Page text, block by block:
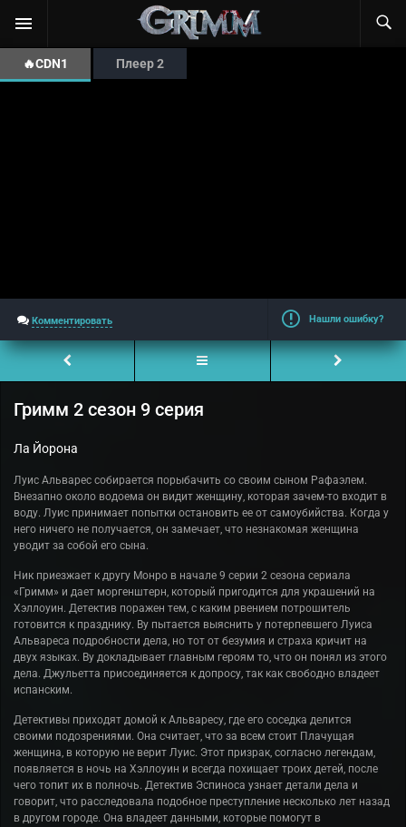
🔥CDN1 Плеер 2
Комментировать Нашли ошибку?
Гримм 2 сезон 9 серия
Ла Йорона
Луис Альварес собирается порыбачить со своим сыном Рафаэлем.
Внезапно около водоема он видит женщину, которая зачем-то входит в
воду. Луис принимает попытки остановить ее от самоубийства. Когда у
него ничего не получается, он замечает, что незнакомая женщина
уводит за собой его сына.
Ник приезжает к другу Монро в начале 9 серии 2 сезона сериала
«Гримм» и дает моргенштерн, который пригодится для украшений на
Хэллоуин. Детектив поражен тем, с каким рвением потрошитель
готовится к празднику. Ву пытается выяснить у потерпевшего Луиса
Альвареса подробности дела, но тот от безумия и страха кричит на
двух языках. Ву докладывает главным героям то, что он понял из этого
дела. Джульетта присоединяется к допросу, так как свободно владеет
испанским.
Детективы приходят домой к Альваресу, где его соседка делится
своими подозрениями. Она считает, что за всем стоит Плачущая
женщина, в которую не верит Луис. Этот призрак, согласно легендам,
появляется в ночь на Хэллоуин и всегда похищает троих детей, после
чего топит их в полночь. Детектив Эспиноса узнает детали дела и
говорит, что расследовала подобное преступление несколько лет назад
в другом городе. Она владеет данными, которые помогут в